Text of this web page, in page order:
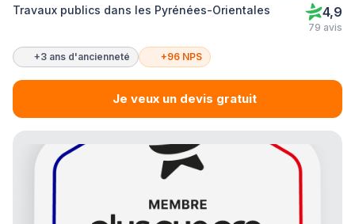
Travaux publics dans les Pyrénées-Orientales 4,9
79 avis
+3 ans d'ancienneté +96 NPS
Je veux un devis gratuit